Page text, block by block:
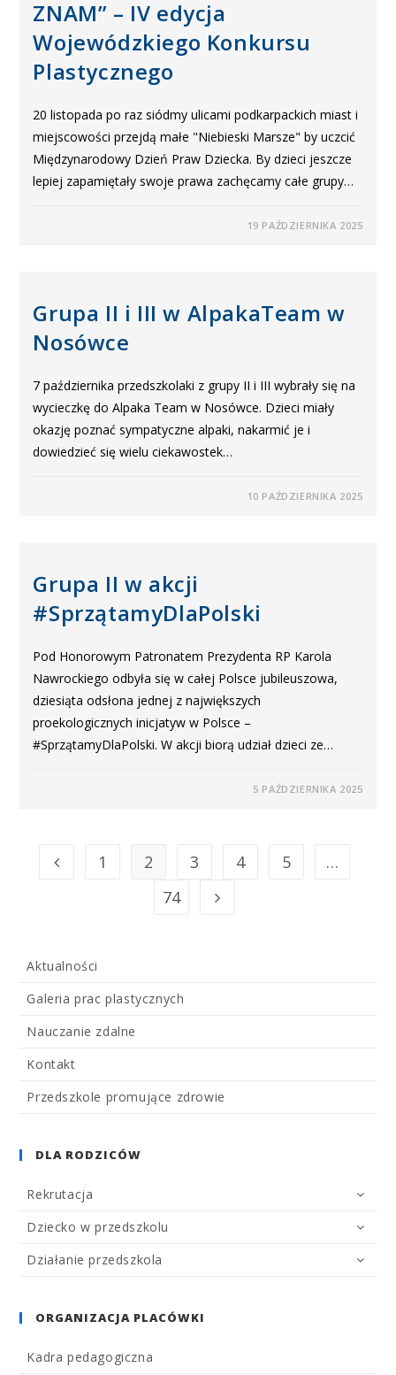
ZNAM” – IV edycja
Wojewódzkiego Konkursu
Plastycznego
20 listopada po raz siódmy ulicami podkarpackich miast i
miejscowości przejdą małe "Niebieski Marsze" by uczcić
Międzynarodowy Dzień Praw Dziecka. By dzieci jeszcze
lepiej zapamiętały swoje prawa zachęcamy całe grupy…
19 PAŹDZIERNIKA 2025
Grupa II i III w AlpakaTeam w
Nosówce
7 października przedszkolaki z grupy II i III wybrały się na
wycieczkę do Alpaka Team w Nosówce. Dzieci miały
okazję poznać sympatyczne alpaki, nakarmić je i
dowiedzieć się wielu ciekawostek…
10 PAŹDZIERNIKA 2025
Grupa II w akcji
#SprzątamyDlaPolski
Pod Honorowym Patronatem Prezydenta RP Karola
Nawrockiego odbyła się w całej Polsce jubileuszowa,
dziesiąta odsłona jednej z największych
proekologicznych inicjatyw w Polsce –
#SprzątamyDlaPolski. W akcji biorą udział dzieci ze…
5 PAŹDZIERNIKA 2025
1 2 3 4 5
…
74
Aktualności
Galeria prac plastycznych
Nauczanie zdalne
Kontakt
Przedszkole promujące zdrowie
DLA RODZICÓW
Rekrutacja
Dziecko w przedszkolu
Działanie przedszkola
ORGANIZACJA PLACÓWKI
Kadra pedagogiczna